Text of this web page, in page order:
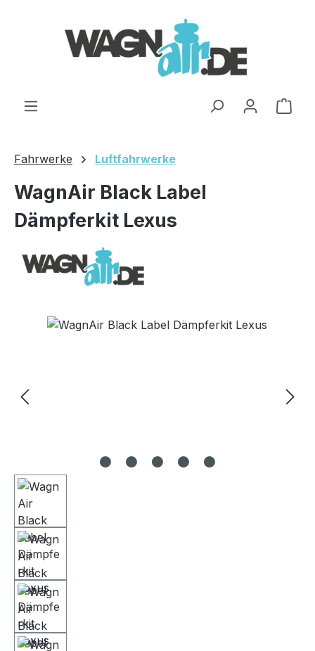
Fahrwerke Luftfahrwerke
WagnAir Black Label
Dämpferkit Lexus
Bildergalerie überspringen